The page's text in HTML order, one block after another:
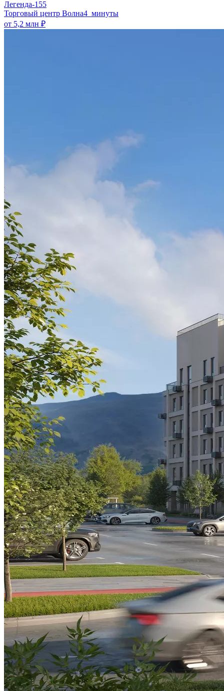
Легенда-155
​Торговый центр Волна4 минуты
от 5,2 млн ₽